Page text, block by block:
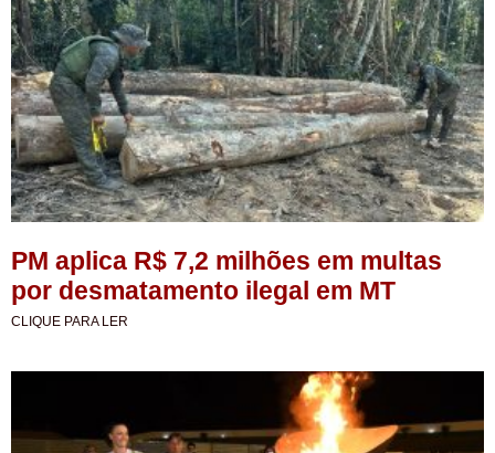
PM aplica R$ 7,2 milhões em multas
por desmatamento ilegal em MT
CLIQUE PARA LER